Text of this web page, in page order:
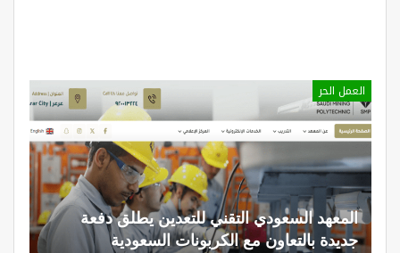
العمل الحر
المعهد السعودي التقني للتعدين يطلق دفعة
جديدة بالتعاون مع الكربونات السعودية